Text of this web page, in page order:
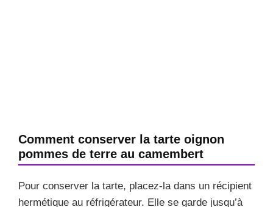
Comment conserver la tarte oignon
pommes de terre au camembert
Pour conserver la tarte, placez-la dans un récipient
hermétique au réfrigérateur. Elle se garde jusqu’à